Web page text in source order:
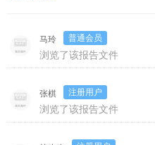
马玲 普通会员
浏览了该报告文件
张棋 注册用户
浏览了该报告文件